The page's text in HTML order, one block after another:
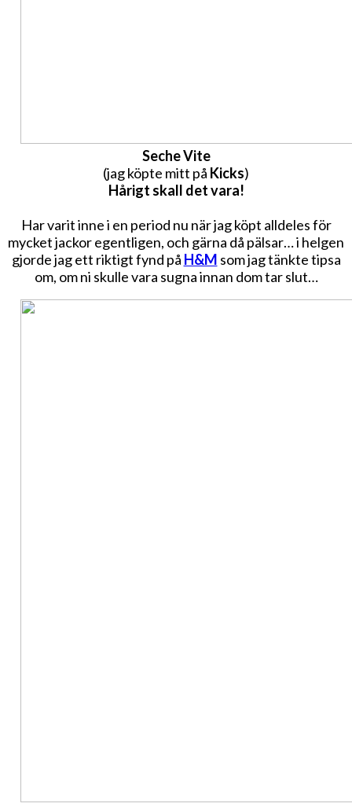
Seche Vite
(jag köpte mitt på Kicks)
Hårigt skall det vara!
Har varit inne i en period nu när jag köpt alldeles för
mycket jackor egentligen, och gärna då pälsar… i helgen
gjorde jag ett riktigt fynd på H&M som jag tänkte tipsa
om, om ni skulle vara sugna innan dom tar slut…